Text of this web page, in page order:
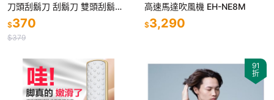
刀頭刮鬍刀 刮鬍刀 雙頭刮鬍刀
電動刮鬍刀 充電式 光華商場
$370
$379
高速馬達吹風機 EH-NE8M
$3,290
91
折